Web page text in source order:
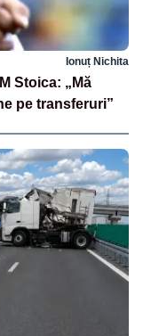
Ionuț Nichita
Stoica: „Mă
pe transferuri”